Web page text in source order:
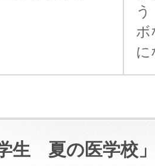
ボ
に
生 夏の医学校